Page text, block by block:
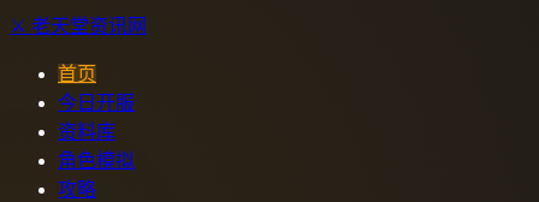
⚔️ 老天堂资讯网
首页
今日开服
资料库
角色模拟
攻略